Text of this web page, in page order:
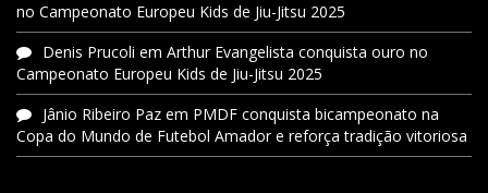
no Campeonato Europeu Kids de Jiu-Jitsu 2025
Denis Prucoli em Arthur Evangelista conquista ouro no
Campeonato Europeu Kids de Jiu-Jitsu 2025
Jânio Ribeiro Paz em PMDF conquista bicampeonato na
Copa do Mundo de Futebol Amador e reforça tradição vitoriosa